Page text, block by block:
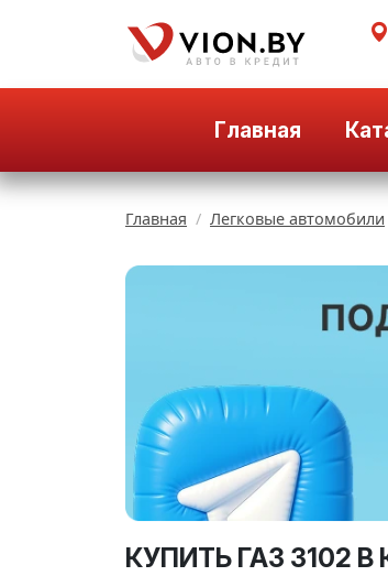
Главная
Главная Легковые автомобили
КУПИТЬ ГАЗ 3102 В